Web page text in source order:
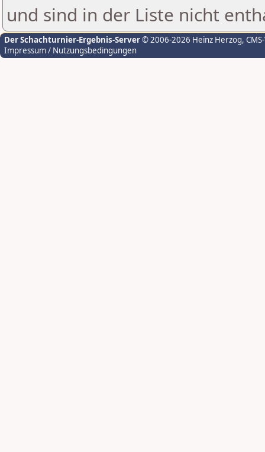
und sind in der Liste nicht
Der Schachturnier-Ergebnis-Server© 2006-2026 Heinz Herzog,
Impressum / Nutzungsbedingungen